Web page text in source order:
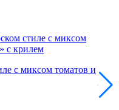
с миксом томатов и